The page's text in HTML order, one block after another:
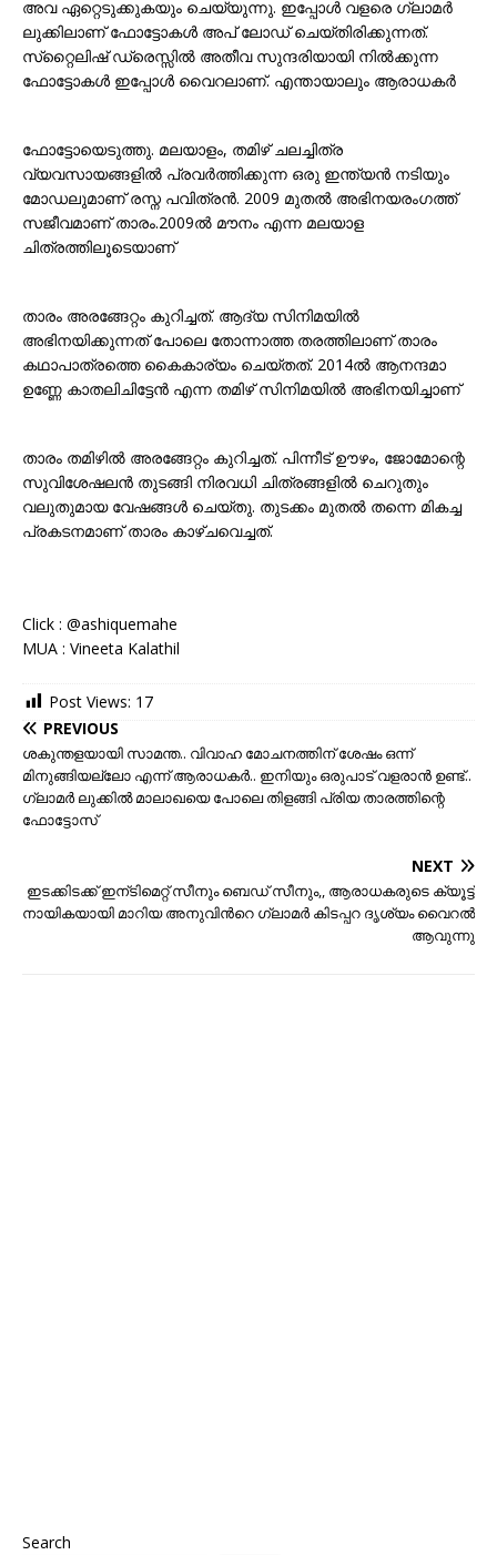
അവ ഏറ്റെടുക്കുകയും ചെയ്യുന്നു. ഇപ്പോൾ വളരെ ഗ്ലാമർ
ലുക്കിലാണ് ഫോട്ടോകൾ അപ് ലോഡ് ചെയ്തിരിക്കുന്നത്.
സ്‌റ്റൈലിഷ് ഡ്രെസ്സിൽ അതീവ സുന്ദരിയായി നിൽക്കുന്ന
ഫോട്ടോകൾ ഇപ്പോൾ വൈറലാണ്. എന്തായാലും ആരാധകർ
ഫോട്ടോയെടുത്തു. മലയാളം, തമിഴ് ചലച്ചിത്ര
വ്യവസായങ്ങളിൽ പ്രവർത്തിക്കുന്ന ഒരു ഇന്ത്യൻ നടിയും
മോഡലുമാണ് രസ്ന പവിത്രൻ. 2009 മുതൽ അഭിനയരംഗത്ത്
സജീവമാണ് താരം.2009ൽ മൗനം എന്ന മലയാള
ചിത്രത്തിലൂടെയാണ്
താരം അരങ്ങേറ്റം കുറിച്ചത്. ആദ്യ സിനിമയിൽ
അഭിനയിക്കുന്നത് പോലെ തോന്നാത്ത തരത്തിലാണ് താരം
കഥാപാത്രത്തെ കൈകാര്യം ചെയ്തത്. 2014ൽ ആനന്ദമാ
ഉണ്ണേ കാതലിചിട്ടേൻ എന്ന തമിഴ് സിനിമയിൽ അഭിനയിച്ചാണ്
താരം തമിഴിൽ അരങ്ങേറ്റം കുറിച്ചത്. പിന്നീട് ഊഴം, ജോമോന്റെ
സുവിശേഷലൻ തുടങ്ങി നിരവധി ചിത്രങ്ങളിൽ ചെറുതും
വലുതുമായ വേഷങ്ങൾ ചെയ്തു. തുടക്കം മുതൽ തന്നെ മികച്ച
പ്രകടനമാണ് താരം കാഴ്ചവെച്ചത്.
Click : @ashiquemahe
MUA : Vineeta Kalathil
Post Views: 17
PREVIOUS
ശകുന്തളയായി സാമന്ത.. വിവാഹ മോചനത്തിന് ശേഷം ഒന്ന്
മിനുങ്ങിയല്ലോ എന്ന് ആരാധകർ.. ഇനിയും ഒരുപാട് വളരാൻ ഉണ്ട്..
ഗ്ലാമർ ലുക്കിൽ മാലാഖയെ പോലെ തിളങ്ങി പ്രിയ താരത്തിന്റെ
ഫോട്ടോസ്
NEXT
ഇടക്കിടക്ക് ഇന്ടിമെറ്റ് സീനും ബെഡ് സീനും,, ആരാധകരുടെ ക്യൂട്ട്
നായികയായി മാറിയ അനുവിന്‍റെ ഗ്ലാമര്‍ കിടപ്പറ ദൃശ്യം വൈറല്‍
ആവുന്നു
Search